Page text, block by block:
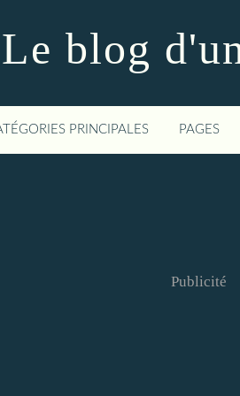
Le blog
PRINCIPALES PAGES
Publicité